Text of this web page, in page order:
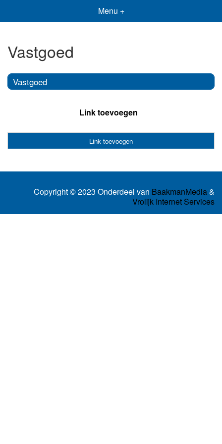
Menu +
Vastgoed
Vastgoed
Link toevoegen
Link toevoegen
Copyright © 2023 Onderdeel van BaakmanMedia&
Vrolijk Internet Services